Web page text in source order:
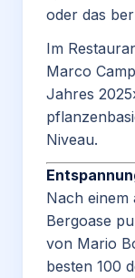
oder das
Im
Marco
Jahres
Niveau.
Nach einem
Bergoase
von Mario
besten 100